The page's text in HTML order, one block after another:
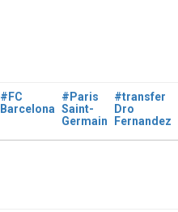
#FC
Barcelona
#Paris
Saint-
Germain
#transfer
Dro
Fernandez